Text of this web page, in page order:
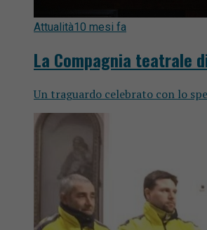
Attualità10 mesi fa
La Compagnia teatrale
Un traguardo celebrato con lo